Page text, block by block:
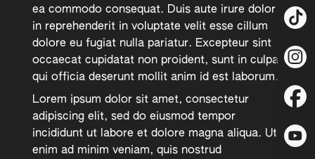
ea commodo consequat. Duis aute irure dolor
in reprehenderit in voluptate velit esse cillum
dolore eu fugiat nulla pariatur. Excepteur sint
occaecat cupidatat non proident, sunt in culpa
qui officia deserunt mollit anim id est laborum.
Lorem ipsum dolor sit amet, consectetur
adipiscing elit, sed do eiusmod tempor
incididunt ut labore et dolore magna aliqua. Ut
enim ad minim veniam, quis nostrud